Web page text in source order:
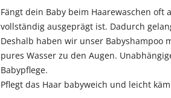
Fängt dein Baby beim Haarewaschen
vollständig ausgeprägt ist. Dadurch
Deshalb haben wir unser Babyshampoo
pures Wasser zu den Augen.
Babypflege.
Pflegt das Haar babyweich und leicht